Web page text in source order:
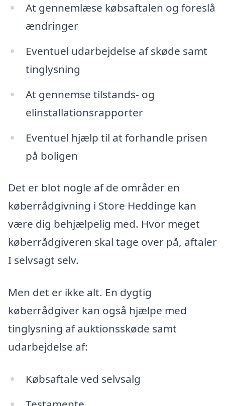
At gennemlæse købsaftalen og foreslå
ændringer
Eventuel udarbejdelse af skøde samt
tinglysning
At gennemse tilstands- og
elinstallationsrapporter
Eventuel hjælp til at forhandle prisen
på boligen
Det er blot nogle af de områder en
køberrådgivning i Store Heddinge kan
være dig behjælpelig med. Hvor meget
køberrådgiveren skal tage over på, aftaler
I selvsagt selv.
Men det er ikke alt. En dygtig
køberrådgiver kan også hjælpe med
tinglysning af auktionsskøde samt
udarbejdelse af:
Købsaftale ved selvsalg